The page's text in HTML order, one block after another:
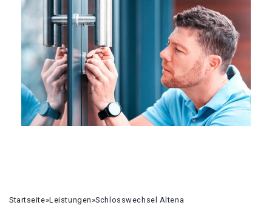
Startseite»Leistungen»Schlosswechsel Altena